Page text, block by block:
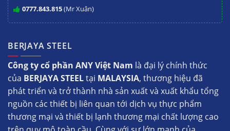
0777.843.815(Mr Xuân)
BERJAYA STEEL
Công ty cổ phần ANY Việt Nam là đại lý chính thức
của BERJAYA STEELtại MALAYSIA, thương hiệu đã
phát triển và trở thành nhà sản xuất và xuất khẩu tổng
nguồn các thiết bị liên quan tới dịch vụ thực phẩm
thương mại và thiết bị lạnh thương mại chất lượng cao